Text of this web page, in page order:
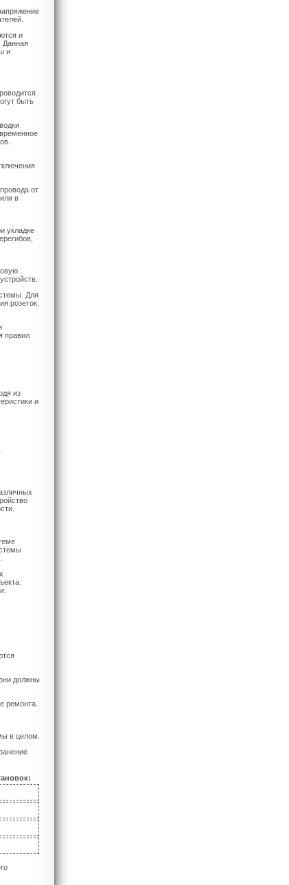
и
Данная
и
быть
от
в
укладке
Для
розеток,
правил
из
и
должны
ремонта.
в целом.